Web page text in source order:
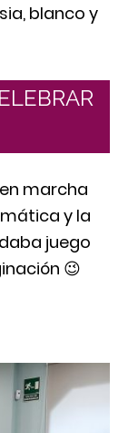
blanco y
marcha
y la
juego
😉